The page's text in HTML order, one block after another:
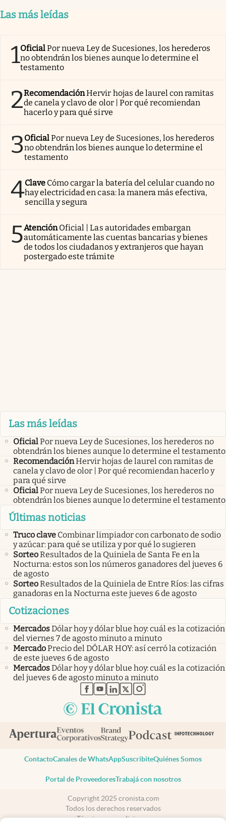
Las más leídas
1OficialPor nueva Ley de Sucesiones, los herederos
no obtendrán los bienes aunque lo determine el
testamento
2RecomendaciónHervir hojas de laurel con ramitas
de canela y clavo de olor | Por qué recomiendan
hacerlo y para qué sirve
3OficialPor nueva Ley de Sucesiones, los herederos
no obtendrán los bienes aunque lo determine el
testamento
4Clave Cómo cargar la batería del celular cuando no
hay electricidad en casa: la manera más efectiva,
sencilla y segura
5AtenciónOficial | Las autoridades embargan
automáticamente las cuentas bancarias y bienes
de todos los ciudadanos y extranjeros que hayan
postergado este trámite
Las más leídas
OficialPor nueva Ley de Sucesiones, los herederos no
obtendrán los bienes aunque lo determine el testamento
RecomendaciónHervir hojas de laurel con ramitas de
canela y clavo de olor | Por qué recomiendan hacerlo y
para qué sirve
OficialPor nueva Ley de Sucesiones, los herederos no
obtendrán los bienes aunque lo determine el testamento
Últimas noticias
Truco clave Combinar limpiador con carbonato de sodio
y azúcar: para qué se utiliza y por qué lo sugieren
SorteoResultados de la Quiniela de Santa Fe en la
Nocturna: estos son los números ganadores del jueves 6
de agosto
SorteoResultados de la Quiniela de Entre Ríos: las cifras
ganadoras en la Nocturna este jueves 6 de agosto
Cotizaciones
MercadosDólar hoy y dólar blue hoy: cuál es la cotización
del viernes 7 de agosto minuto a minuto
MercadoPrecio del DÓLAR HOY: así cerró la cotización
de este jueves 6 de agosto
MercadosDólar hoy y dólar blue hoy: cuál es la cotización
del jueves 6 de agosto minuto a minuto
abre en nueva pestaña
abre en nueva pestaña
abre en nueva pestaña
abre en nueva pestaña
abre en nueva pestaña
ContactoCanales de WhatsAppSuscribiteQuiénes Somos
Portal de ProveedoresTrabajá con nosotros
Copyright 2025 cronista.com
Todos los derechos reservados
Términos y condiciones